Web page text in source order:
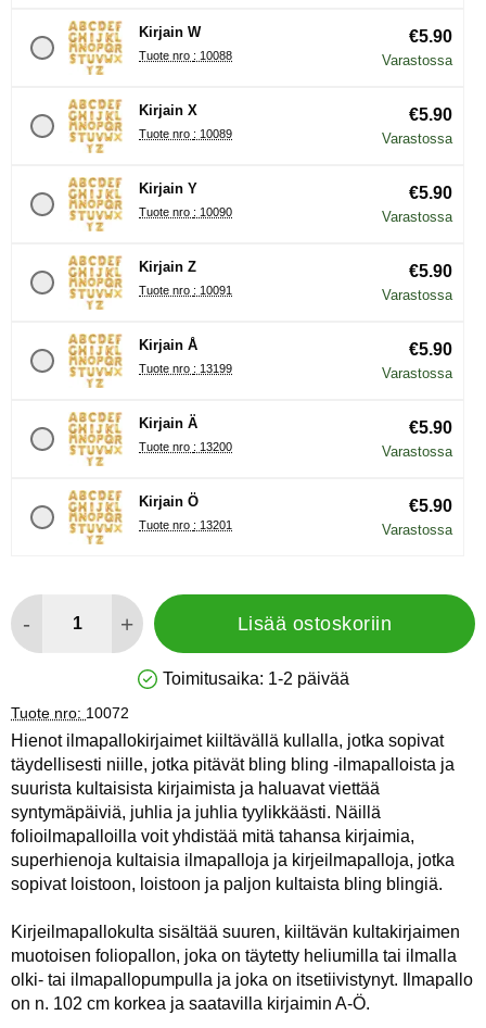
Kirjain W
Tuote nro : 10088
€5.90
Varastossa
Kirjain X
Tuote nro : 10089
€5.90
Varastossa
Kirjain Y
Tuote nro : 10090
€5.90
Varastossa
Kirjain Z
Tuote nro : 10091
€5.90
Varastossa
Kirjain Å
Tuote nro : 13199
€5.90
Varastossa
Kirjain Ä
Tuote nro : 13200
€5.90
Varastossa
Kirjain Ö
Tuote nro : 13201
€5.90
Varastossa
- + Lisää ostoskoriin
Saatavuus: Varastossa
Toimitusaika: 1-2 päivää
Tuote nro: 10072
Hienot ilmapallokirjaimet kiiltävällä kullalla, jotka sopivat
täydellisesti niille, jotka pitävät bling bling -ilmapalloista ja
suurista kultaisista kirjaimista ja haluavat viettää
syntymäpäiviä, juhlia ja juhlia tyylikkäästi. Näillä
folioilmapalloilla voit yhdistää mitä tahansa kirjaimia,
superhienoja kultaisia ilmapalloja ja kirjeilmapalloja, jotka
sopivat loistoon, loistoon ja paljon kultaista bling blingiä.
Kirjeilmapallokulta sisältää suuren, kiiltävän kultakirjaimen
muotoisen foliopallon, joka on täytetty heliumilla tai ilmalla
olki- tai ilmapallopumpulla ja joka on itsetiivistynyt. Ilmapallo
on n. 102 cm korkea ja saatavilla kirjaimin A-Ö.